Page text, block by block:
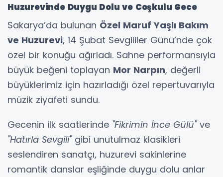
Huzurevinde Duygu Dolu ve Coşkulu Gece
Sakarya’da bulunan Özel Maruf Yaşlı Bakım
ve Huzurevi, 14 Şubat Sevgililer Günü’nde çok
özel bir konuğu ağırladı. Sahne performansıyla
büyük beğeni toplayan Mor Narpın, değerli
büyüklerimiz için hazırladığı özel repertuvarıyla
müzik ziyafeti sundu.
Gecenin ilk saatlerinde "Fikrimin İnce Gülü"ve
"Hatırla Sevgili"gibi unutulmaz klasikleri
seslendiren sanatçı, huzurevi sakinlerine
romantik danslar eşliğinde duygu dolu anlar